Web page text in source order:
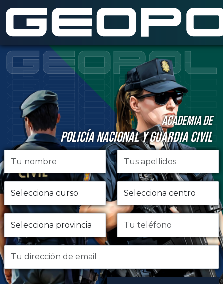
ACADEMIA DE
POLICÍA NACIONAL Y GUARDIA CIVIL